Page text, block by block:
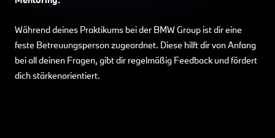
Während deines Praktikums bei der BMW Group ist dir eine
feste Betreuungsperson zugeordnet. Diese hilft dir von Anfang
bei all deinen Fragen, gibt dir regelmäßig Feedback und fördert
dich stärkenorientiert.